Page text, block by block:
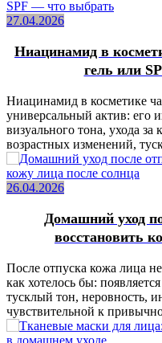
27.04.2026
Ниацинамид в
гель или
Ниацинамид в косметике
универсальный актив: его
визуального тона, ухода
возрастных изменений,
26.04.2026
Домашний уход
восстановить
После отпуска кожа лица
как хотелось бы:
тусклый тон, неровность,
чувствительной к